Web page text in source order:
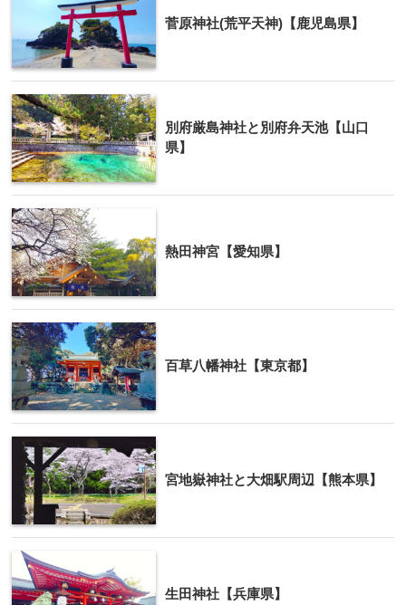
菅原神社(荒平天神)【鹿児島県】
別府厳島神社と別府弁天池【山口
県】
熱田神宮【愛知県】
百草八幡神社【東京都】
宮地嶽神社と大畑駅周辺【熊本県】
生田神社【兵庫県】